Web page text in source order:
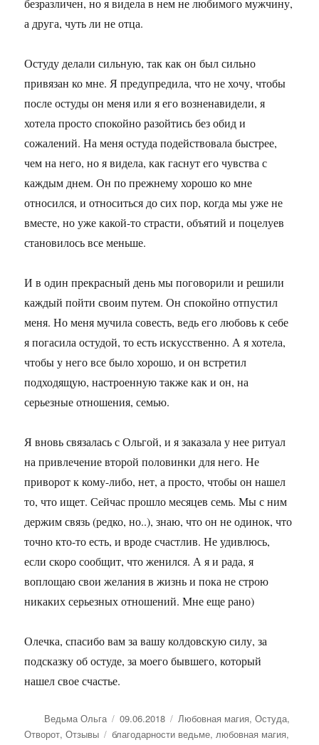
безразличен, но я видела в нем не любимого мужчину,
а друга, чуть ли не отца.
Остуду делали сильную, так как он был сильно
привязан ко мне. Я предупредила, что не хочу, чтобы
после остуды он меня или я его возненавидели, я
хотела просто спокойно разойтись без обид и
сожалений. На меня остуда подействовала быстрее,
чем на него, но я видела, как гаснут его чувства с
каждым днем. Он по прежнему хорошо ко мне
относился, и относиться до сих пор, когда мы уже не
вместе, но уже какой-то страсти, объятий и поцелуев
становилось все меньше.
И в один прекрасный день мы поговорили и решили
каждый пойти своим путем. Он спокойно отпустил
меня. Но меня мучила совесть, ведь его любовь к себе
я погасила остудой, то есть искусственно. А я хотела,
чтобы у него все было хорошо, и он встретил
подходящую, настроенную также как и он, на
серьезные отношения, семью.
Я вновь связалась с Ольгой, и я заказала у нее ритуал
на привлечение второй половинки для него. Не
приворот к кому-либо, нет, а просто, чтобы он нашел
то, что ищет. Сейчас прошло месяцев семь. Мы с ним
держим связь (редко, но..), знаю, что он не одинок, что
точно кто-то есть, и вроде счастлив. Не удивлюсь,
если скоро сообщит, что женился. А я и рада, я
воплощаю свои желания в жизнь и пока не строю
никаких серьезных отношений. Мне еще рано)
Олечка, спасибо вам за вашу колдовскую силу, за
подсказку об остуде, за моего бывшего, который
нашел свое счастье.
Автор
Ведьма Ольга Опубликовано
09.06.2018 Рубрики
Любовная магия,Остуда,
Отворот,Отзывы Метки
благодарности ведьме,любовная магия,